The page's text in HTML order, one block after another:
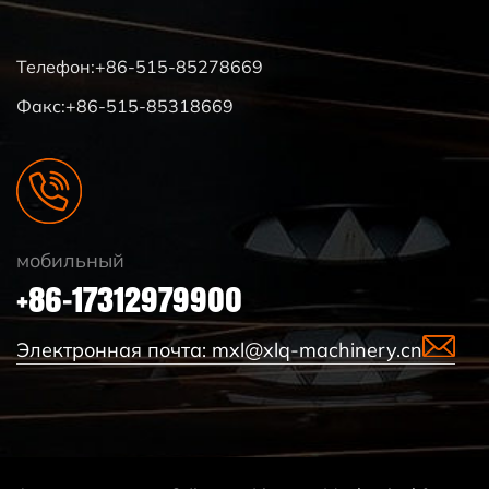
Телефон:+86-515-85278669
Факс:+86-515-85318669
мобильный
+86-17312979900
Электронная почта: mxl@xlq-machinery.cn